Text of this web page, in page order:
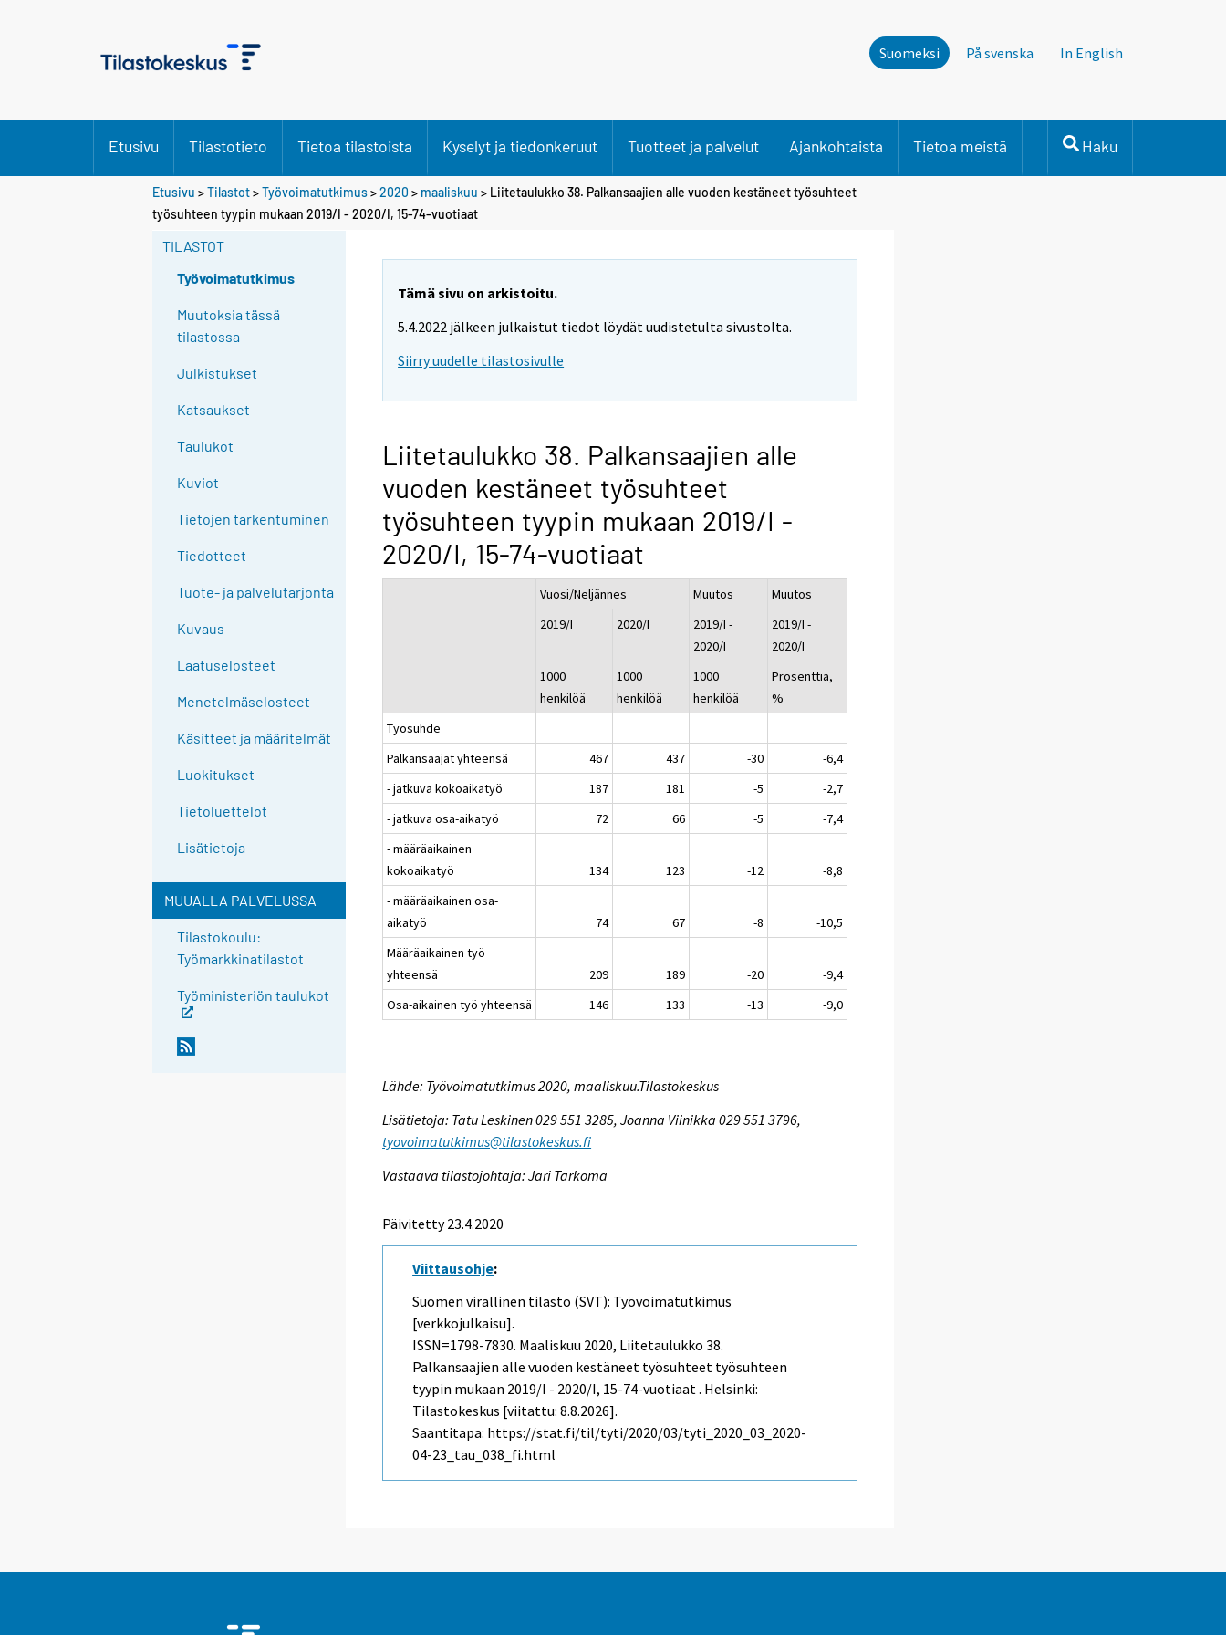
Suomeksi På svenska In English
Etusivu Tilastotieto Tietoa tilastoista Kyselyt ja tiedonkeruut Tuotteet ja palvelut Ajankohtaista Tietoa meistä Haku
Etusivu >Tilastot>Työvoimatutkimus>2020 > maaliskuu > Liitetaulukko 38. Palkansaajien alle vuoden kestäneet työsuhteet
työsuhteen tyypin mukaan 2019/I - 2020/I, 15-74-vuotiaat
TILASTOT
Työvoimatutkimus
Muutoksia tässä
tilastossa
Julkistukset
Katsaukset
Taulukot
Kuviot
Tietojen tarkentuminen
Tiedotteet
Tuote- ja palvelutarjonta
Kuvaus
Laatuselosteet
Menetelmäselosteet
Käsitteet ja määritelmät
Luokitukset
Tietoluettelot
Lisätietoja
MUUALLA PALVELUSSA
Tilastokoulu:
Työmarkkinatilastot
Työministeriön taulukot
o
Tämä sivu on arkistoitu.
5.4.2022 jälkeen julkaistut tiedot löydät uudistetulta sivustolta.
Siirry uudelle tilastosivulle
Liitetaulukko 38. Palkansaajien alle
vuoden kestäneet työsuhteet
työsuhteen tyypin mukaan 2019/I -
2020/I, 15-74-vuotiaat
Vuosi/Neljännes Muutos
Muutos
2019/I
2020/I
2019/I -
2020/I
2019/I -
2020/I
1000
henkilöä
1000
henkilöä
1000
henkilöä
Prosenttia,
%
Työsuhde
Palkansaajat yhteensä
467 437 -30
-6,4
- jatkuva kokoaikatyö
187 181 -5
-2,7
- jatkuva osa-aikatyö
72 66 -5
-7,4
- määräaikainen
kokoaikatyö
134 123 -12
-8,8
- määräaikainen osa-
aikatyö
74 67 -8
-10,5
Määräaikainen työ
yhteensä
209 189 -20
-9,4
Osa-aikainen työ yhteensä
146 133 -13 -9,0
Lähde: Työvoimatutkimus 2020, maaliskuu.Tilastokeskus
Lisätietoja: Tatu Leskinen 029 551 3285, Joanna Viinikka 029 551 3796,
tyovoimatutkimus@tilastokeskus.fi
Vastaava tilastojohtaja: Jari Tarkoma
Päivitetty 23.4.2020
Viittausohje:
Suomen virallinen tilasto (SVT): Työvoimatutkimus
[verkkojulkaisu].
ISSN=1798-7830. Maaliskuu 2020, Liitetaulukko 38.
Palkansaajien alle vuoden kestäneet työsuhteet työsuhteen
tyypin mukaan 2019/I - 2020/I, 15-74-vuotiaat . Helsinki:
Tilastokeskus [viitattu: 8.8.2026].
Saantitapa: https://stat.fi/til/tyti/2020/03/tyti_2020_03_2020-
04-23_tau_038_fi.html